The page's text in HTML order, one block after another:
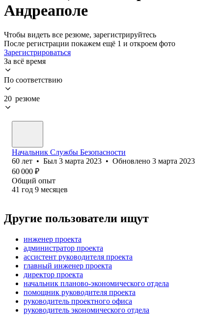
Андреаполе
Чтобы видеть все резюме, зарегистрируйтесь
После регистрации покажем ещё 1 и откроем фото
Зарегистрироваться
За всё время
По соответствию
20 резюме
Начальник Службы Безопасности
60 лет • Был 3 марта 2023 • Обновлено 3 марта 2023
60 000 ₽
Общий опыт
41 год 9 месяцев
Другие пользователи ищут
инженер проекта
администратор проекта
ассистент руководителя проекта
главный инженер проекта
директор проекта
начальник планово-экономического отдела
помощник руководителя проекта
руководитель проектного офиса
руководитель экономического отдела